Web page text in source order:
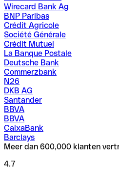
Wirecard Bank Ag
BNP Paribas
Crédit Agricole
Société Générale
Crédit Mutuel
La Banque Postale
Deutsche Bank
Commerzbank
N26
DKB AG
Santander
BBVA
BBVA
CaixaBank
Barclays
Meer dan 600,000 klanten
4.7